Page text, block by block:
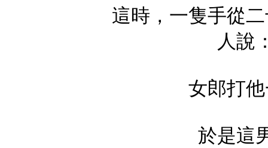
這時，一隻手從
人說
女郎打
於是這